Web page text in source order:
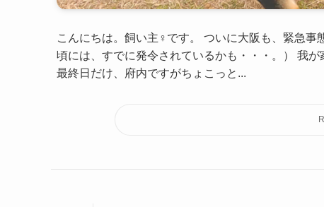
こんにちは。飼い主♀です。 ついに大阪も、緊急
頃には、すでに発令されているかも・・・。） 我
最終日だけ、府内ですがちょこっと...